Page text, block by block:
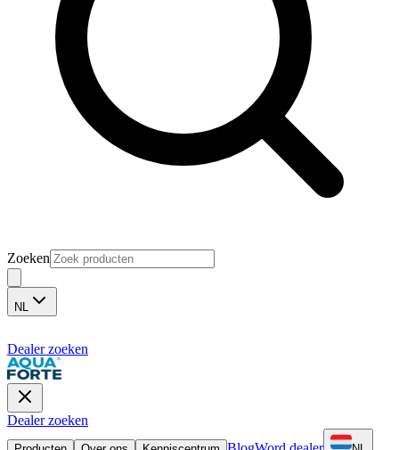
Zoeken
NL
Dealer zoeken
Dealer zoeken